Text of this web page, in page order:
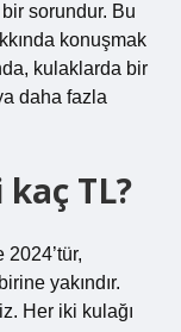
sorundur. Bu
konuşmak
kulaklarda bir
daha fazla
TL?
yakındır.
Her iki kulağı